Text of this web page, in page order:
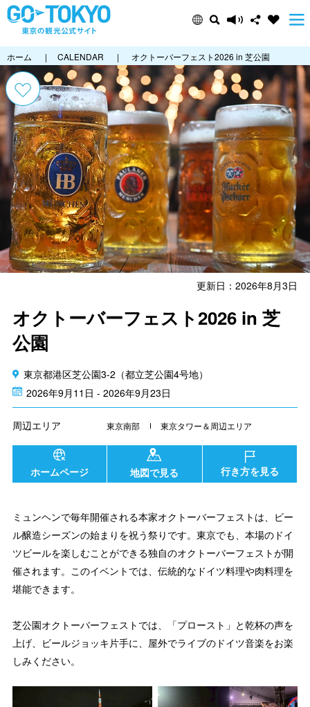
ホーム | CALENDAR | オクトーバーフェスト2026 in 芝公園
更新日：2026年8月3日
オクトーバーフェスト2026 in 芝
公園
東京都港区芝公園3-2（都立芝公園4号地）
2026年9月11日 - 2026年9月23日
周辺エリア 東京南部 東京タワー＆周辺エリア
ホームページ 地図で見る 行き方を見る
ミュンヘンで毎年開催される本家オクトーバーフェストは、ビー
ル醸造シーズンの始まりを祝う祭りです。東京でも、本場のドイ
ツビールを楽しむことができる独自のオクトーバーフェストが開
催されます。このイベントでは、伝統的なドイツ料理や肉料理を
堪能できます。
芝公園オクトーバーフェストでは、「プロースト」と乾杯の声を
上げ、ビールジョッキ片手に、屋外でライブのドイツ音楽をお楽
しみください。